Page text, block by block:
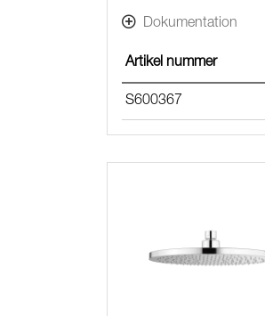
Dokumentation
Artikel nummer
S600367